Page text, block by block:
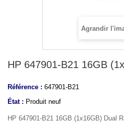
Agrandir
HP 647901-B21 16GB
Référence : 647901-B21
État : Produit neuf
HP 647901-B21 16GB (1x16GB) Dual